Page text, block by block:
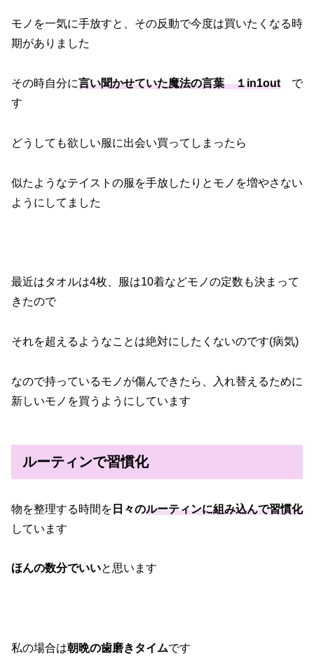
モノを一気に手放すと、その反動で今度は買いたくなる時
期がありました
その時自分に言い聞かせていた魔法の言葉 １in1out で
す
どうしても欲しい服に出会い買ってしまったら
似たようなテイストの服を手放したりとモノを増やさない
ようにしてました
最近はタオルは4枚、服は10着などモノの定数も決まって
きたので
それを超えるようなことは絶対にしたくないのです(病気)
なので持っているモノが傷んできたら、入れ替えるために
新しいモノを買うようにしています
ルーティンで習慣化
物を整理する時間を 日々のルーティンに組み込んで習慣化
しています
ほんの数分でいいと思います
私の場合は朝晩の歯磨きタイムです